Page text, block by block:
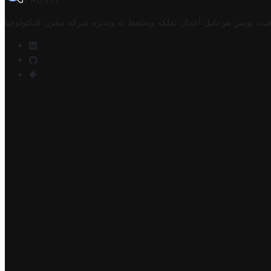
تونس هو دليل أعمال تملكه وتحتفظ به وتديره شركة مخزن التكنولوجيا